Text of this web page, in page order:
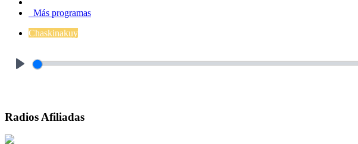
Más programas
Chaskinakuy
Radios Afiliadas